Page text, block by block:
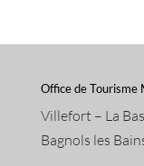
Office de Tourisme
Villefort – La
Bagnols les